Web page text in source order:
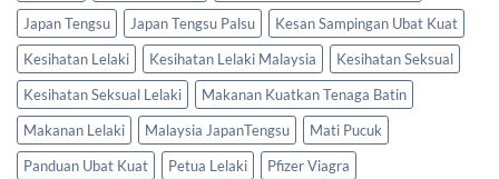
Japan Tengsu
Japan Tengsu Palsu
Kesan Sampingan Ubat Kuat
Kesihatan Lelaki
Kesihatan Lelaki Malaysia
Kesihatan Seksual
Kesihatan Seksual Lelaki
Makanan Kuatkan Tenaga Batin
Makanan Lelaki
Malaysia JapanTengsu
Mati Pucuk
Panduan Ubat Kuat
Petua Lelaki
Pfizer Viagra